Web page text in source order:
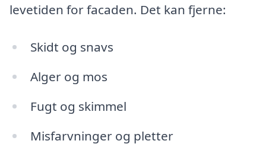
levetiden for facaden. Det kan fjerne:
Skidt og snavs
Alger og mos
Fugt og skimmel
Misfarvninger og pletter